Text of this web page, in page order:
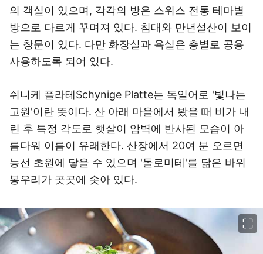
의 객실이 있으며, 각각의 방은 스위스 전통 테마별
방으로 다르게 꾸며져 있다. 침대와 만년설산이 보이
는 창문이 있다. 다만 화장실과 욕실은 층별로 공용
사용하도록 되어 있다.
쉬니케 플라테Schynige Platte는 독일어로 '빛나는
고원'이란 뜻이다. 산 아래 마을에서 봤을 때 비가 내
린 후 특정 각도로 햇살이 암벽에 반사된 모습이 아
름다워 이름이 유래한다. 산장에서 20여 분 오르면
능선 초원에 닿을 수 있으며 '돌로미테'를 닮은 바위
봉우리가 곳곳에 솟아 있다.